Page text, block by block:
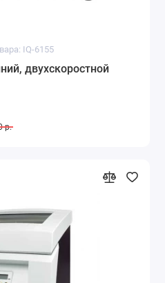
IQ-6155
двухскоростной
р.